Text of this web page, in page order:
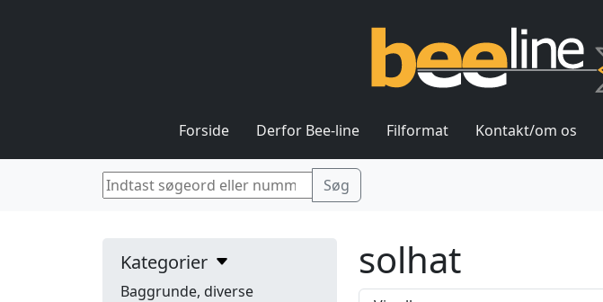
Forside Derfor Bee-line Filformat Kontakt/om os
Kategorier
Baggrunde, diverse
solhat